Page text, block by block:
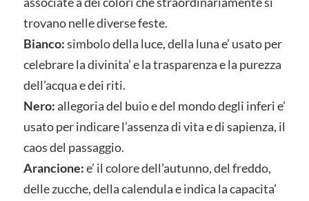
trovano nelle diverse feste.
Bianco:simbolo della luce, della luna e’ usato per
celebrare la divinita’ e la trasparenza e la purezza
dell’acqua e dei riti.
Nero:allegoria del buio e del mondo degli inferi e’
usato per indicare l’assenza di vita e di sapienza, il
caos del passaggio.
Arancione:e’ il colore dell’autunno, del freddo,
delle zucche, della calendula e indica la capacita’